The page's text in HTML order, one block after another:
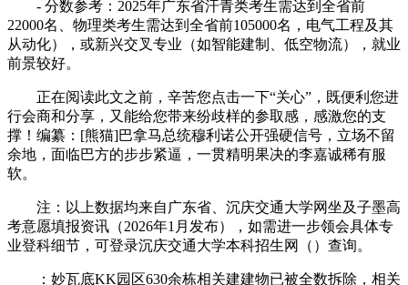
- 分数参考：2025年广东省汗青类考生需达到全省前
22000名、物理类考生需达到全省前105000名，电气工程及其
从动化），或新兴交叉专业（如智能建制、低空物流），就业
前景较好。
正在阅读此文之前，辛苦您点击一下“关心”，既便利您进
行会商和分享，又能给您带来纷歧样的参取感，感激您的支
撑！编纂：[熊猫]巴拿马总统穆利诺公开强硬信号，立场不留
余地，面临巴方的步步紧逼，一贯精明果决的李嘉诚稀有服
软。
注：以上数据均来自广东省、沉庆交通大学网坐及子墨高
考意愿填报资讯（2026年1月发布），如需进一步领会具体专
业登科细节，可登录沉庆交通大学本科招生网（）查询。
：妙瓦底KK园区630余栋相关建建物已被全数拆除，相关